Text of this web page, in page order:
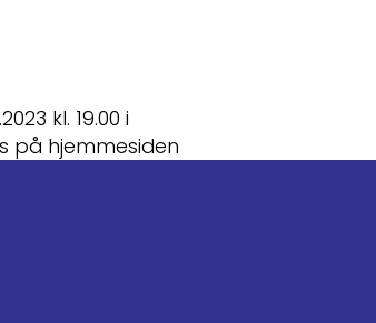
kl. 19.00 i
på hjemmesiden